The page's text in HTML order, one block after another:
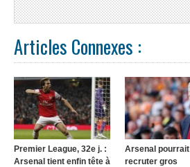
Articles Connexes :
Premier League, 32e j. :
Arsenal tient enfin tête à
Arsenal pourrait
recruter gros